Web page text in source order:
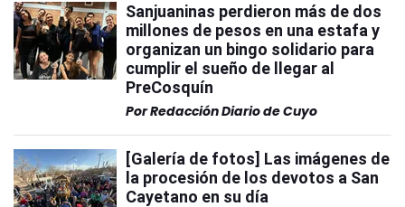
Sanjuaninas perdieron más de dos
millones de pesos en una estafa y
organizan un bingo solidario para
cumplir el sueño de llegar al
PreCosquín
PorRedacción Diario de Cuyo
[Galería de fotos] Las imágenes de
la procesión de los devotos a San
Cayetano en su día